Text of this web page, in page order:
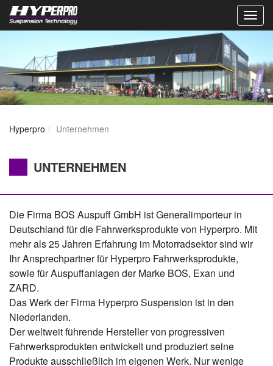
Hyperpro Unternehmen
UNTERNEHMEN
Die Firma BOS Auspuff GmbH ist Generalimporteur in
Deutschland für die Fahrwerksprodukte von Hyperpro. Mit
mehr als 25 Jahren Erfahrung im Motorradsektor sind wir
Ihr Ansprechpartner für Hyperpro Fahrwerksprodukte,
sowie für Auspuffanlagen der Marke BOS, Exan und
ZARD.
Das Werk der Firma Hyperpro Suspension ist in den
Niederlanden.
Der weltweit führende Hersteller von progressiven
Fahrwerksprodukten entwickelt und produziert seine
Produkte ausschließlich im eigenen Werk. Nur wenige